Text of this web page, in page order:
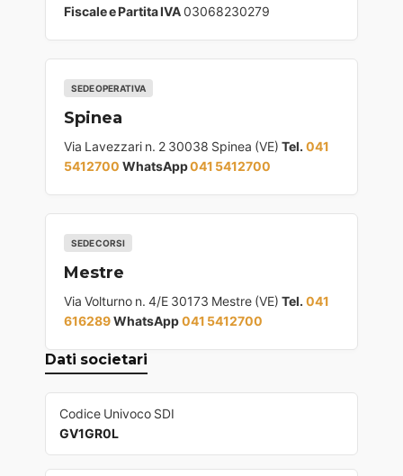
Fiscale e Partita IVA03068230279
SEDE OPERATIVA
Spinea
Via Lavezzari n. 2 30038 Spinea (VE) Tel. 041
5412700 WhatsApp041 5412700
SEDE CORSI
Mestre
Via Volturno n. 4/E 30173 Mestre (VE) Tel. 041
616289WhatsApp041 5412700
Dati societari
Codice Univoco SDI
GV1GR0L